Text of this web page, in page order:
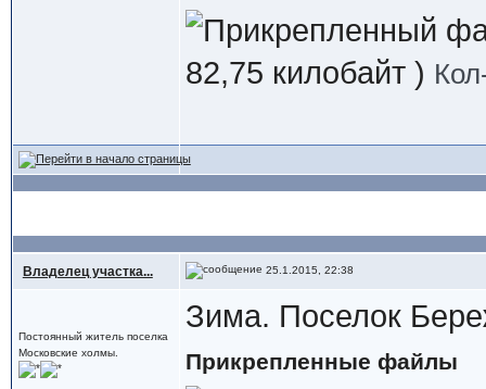
82,75 килобайт )
Владелец участка... 25.1.2015, 22:38
Постоянный житель поселка
Московские холмы.
Зима. Поселок
Прикрепленные файлы